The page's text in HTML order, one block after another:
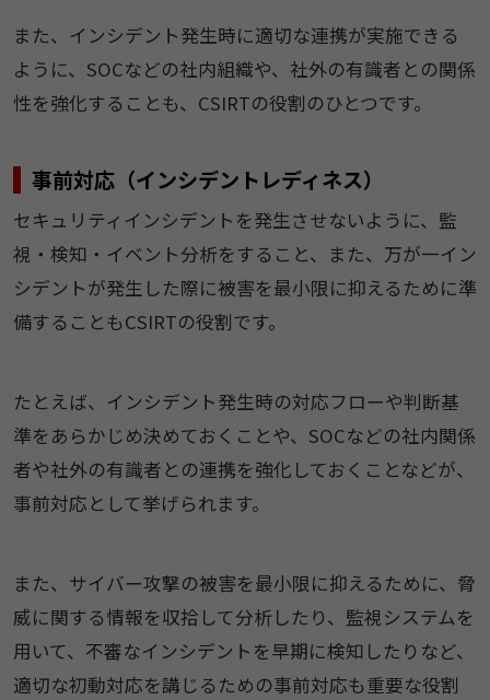
また、インシデント発生時に適切な連携が実施できる
ように、SOCなどの社内組織や、社外の有識者との関係
性を強化することも、CSIRTの役割のひとつです。
事前対応（インシデントレディネス）
セキュリティインシデントを発生させないように、監
視・検知・イベント分析をすること、また、万が一イン
シデントが発生した際に被害を最小限に抑えるために準
備することもCSIRTの役割です。
たとえば、インシデント発生時の対応フローや判断基
準をあらかじめ決めておくことや、SOCなどの社内関係
者や社外の有識者との連携を強化しておくことなどが、
事前対応として挙げられます。
また、サイバー攻撃の被害を最小限に抑えるために、脅
威に関する情報を収拾して分析したり、監視システムを
用いて、不審なインシデントを早期に検知したりなど、
適切な初動対応を講じるための事前対応も重要な役割